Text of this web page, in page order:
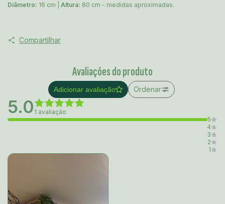
Diâmetro: 16 cm | Altura: 80 cm - medidas aproximadas.
Compartilhar
Avaliações do produto
Adicionar avaliação Ordenar
5.0 1 avaliação
5
4
3
2
1